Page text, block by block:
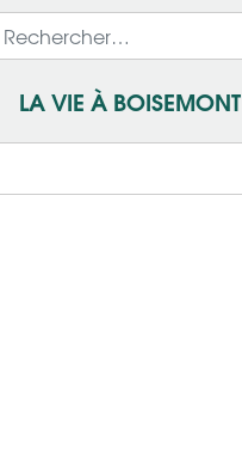
LA VIE À BOISEMONT